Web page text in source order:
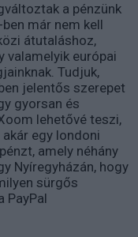
a pénzünk
már nem kell
átutaláshoz,
valamelyik európai
Tudjuk,
jelentős szerepet
gyorsan és
lehetővé teszi,
egy londoni
amely néhány
Nyíregyházán, hogy
sürgős
PayPal